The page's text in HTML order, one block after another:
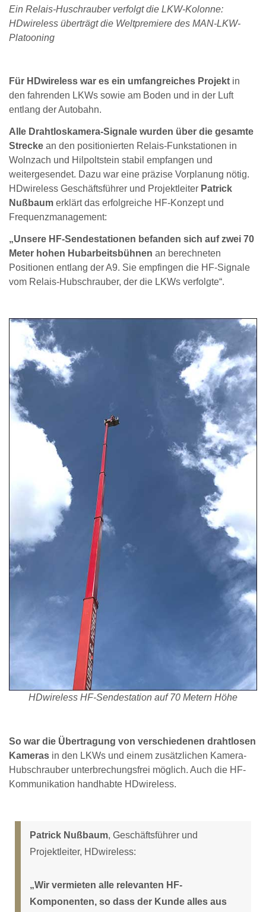
Ein Relais-Huschrauber verfolgt die LKW-Kolonne:
HDwireless überträgt die Weltpremiere des MAN-LKW-
Platooning
Für HDwireless war es ein umfangreiches Projekt in
den fahrenden LKWs sowie am Boden und in der Luft
entlang der Autobahn.
Alle Drahtloskamera-Signale wurden über die gesamte
Strecke an den positionierten Relais-Funkstationen in
Wolnzach und Hilpoltstein stabil empfangen und
weitergesendet. Dazu war eine präzise Vorplanung nötig.
HDwireless Geschäftsführer und Projektleiter Patrick
Nußbaum erklärt das erfolgreiche HF-Konzept und
Frequenzmanagement:
„Unsere HF-Sendestationen befanden sich auf zwei 70
Meter hohen Hubarbeitsbühnen an berechneten
Positionen entlang der A9. Sie empfingen die HF-Signale
vom Relais-Hubschrauber, der die LKWs verfolgte“.
HDwireless HF-Sendestation auf 70 Metern Höhe
So war die Übertragung von verschiedenen drahtlosen
Kameras in den LKWs und einem zusätzlichen Kamera-
Hubschrauber unterbrechungsfrei möglich. Auch die HF-
Kommunikation handhabte HDwireless.
Patrick Nußbaum, Geschäftsführer und
Projektleiter, HDwireless:
„Wir vermieten alle relevanten HF-
Komponenten, so dass der Kunde alles aus